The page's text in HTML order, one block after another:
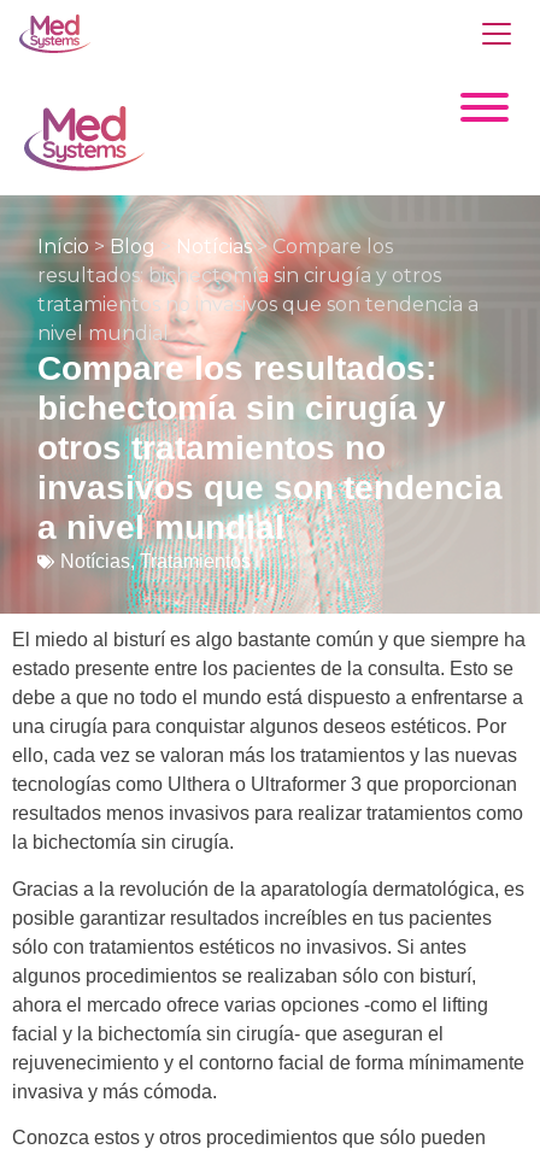
Início > Blog > Notícias>Compare los
resultados: bichectomía sin cirugía y otros
tratamientos no invasivos que son tendencia a
nivel mundial
Compare los resultados:
bichectomía sin cirugía y
otros tratamientos no
invasivos que son tendencia
a nivel mundial
Notícias,Tratamientos
El miedo al bisturí es algo bastante común y que siempre ha
estado presente entre los pacientes de la consulta. Esto se
debe a que no todo el mundo está dispuesto a enfrentarse a
una cirugía para conquistar algunos deseos estéticos. Por
ello, cada vez se valoran más los tratamientos y las nuevas
tecnologías como Ulthera o Ultraformer 3 que proporcionan
resultados menos invasivos para realizar tratamientos como
la bichectomía sin cirugía.
Gracias a la revolución de la aparatología dermatológica, es
posible garantizar resultados increíbles en tus pacientes
sólo con tratamientos estéticos no invasivos. Si antes
algunos procedimientos se realizaban sólo con bisturí,
ahora el mercado ofrece varias opciones -como el lifting
facial y la bichectomía sin cirugía- que aseguran el
rejuvenecimiento y el contorno facial de forma mínimamente
invasiva y más cómoda.
Conozca estos y otros procedimientos que sólo pueden